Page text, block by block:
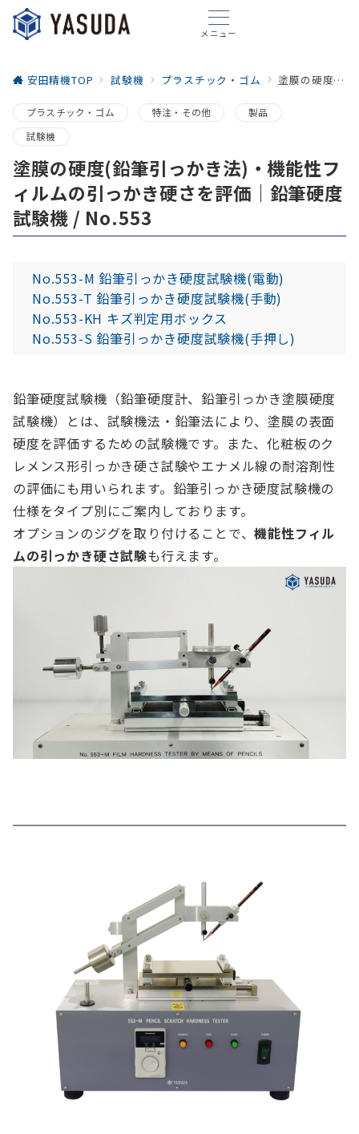
メニュー
安田精機TOP 試験機 プラスチック・ゴム 塗膜の硬度(鉛筆引っかき法)・機能性フィルムの引っかき硬さを評価｜鉛筆硬度試験機 / No.553
プラスチック・ゴム 特注・その他
製品
試験機
塗膜の硬度(鉛筆引っかき法)・機能性フ
ィルムの引っかき硬さを評価｜鉛筆硬度
試験機 / No.553
No.553-M 鉛筆引っかき硬度試験機(電動)
No.553-T 鉛筆引っかき硬度試験機(手動)
No.553-KH キズ判定用ボックス
No.553-S 鉛筆引っかき硬度試験機(手押し)
鉛筆硬度試験機（鉛筆硬度計、鉛筆引っかき塗膜硬度
試験機）とは、試験機法・鉛筆法により、塗膜の表面
硬度を評価するための試験機です。また、化粧板のク
レメンス形引っかき硬さ試験やエナメル線の耐溶剤性
の評価にも用いられます。鉛筆引っかき硬度試験機の
仕様をタイプ別にご案内しております。
オプションのジグを取り付けることで、機能性フィル
ムの引っかき硬さ試験も行えます。